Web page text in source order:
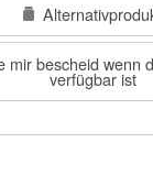
mir bescheid wenn
verfügbar ist